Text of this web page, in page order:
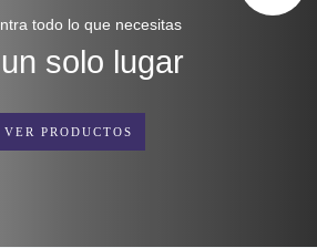
todo lo que necesitas
solo lugar
VER PRODUCTOS